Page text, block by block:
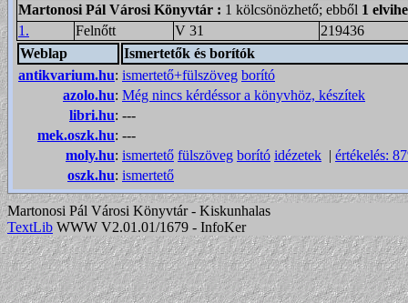
Martonosi Pál Városi Könyvtár : 1 kölcsönözhető; ebből 1
1.
Felnőtt V 31
219436
Weblap
Ismertetők és borítók
antikvarium.hu: ismertető+fülszöveg borító
azolo.hu: Még nincs kérdéssor a könyvhöz, készítek
libri.hu: ---
mek.oszk.hu: ---
moly.hu: ismertető fülszöveg borító idézetek | értékelés:
oszk.hu: ismertető
Martonosi Pál Városi Könyvtár - Kiskunhalas
TextLib WWW V2.01.01/1679 - InfoKer